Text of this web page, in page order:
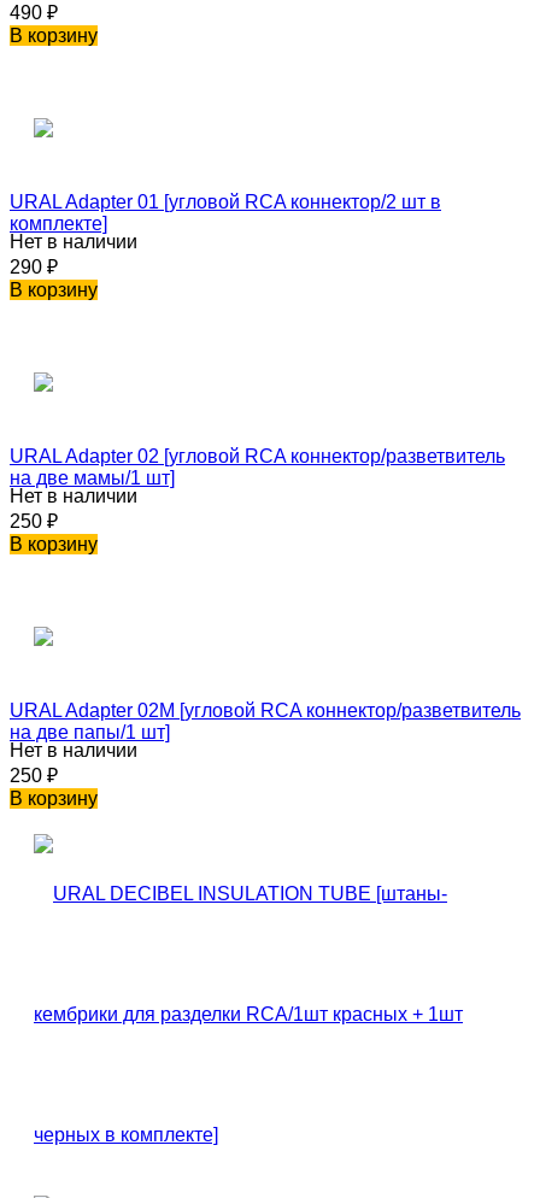
490 ₽
В корзину
URAL Adapter 01 [угловой RCA коннектор/2 шт в
комплекте]
Нет в наличии
290 ₽
В корзину
URAL Adapter 02 [угловой RCA коннектор/разветвитель
на две мамы/1 шт]
Нет в наличии
250 ₽
В корзину
URAL Adapter 02M [угловой RCA коннектор/разветвитель
на две папы/1 шт]
Нет в наличии
250 ₽
В корзину